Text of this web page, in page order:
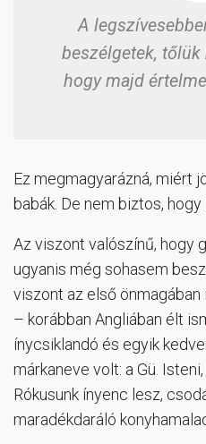
A
beszélgetek, tőlük
hogy majd
Ez megmagyarázná, miért
babák. De nem biztos, hogy
Az viszont valószínű, hogy
ugyanis még sohasem
viszont az első
– korábban Angliában élt
ínycsiklandó és egyik
márkaneve volt: a Gü.
Rókusunk ínyenc lesz,
maradékdaráló